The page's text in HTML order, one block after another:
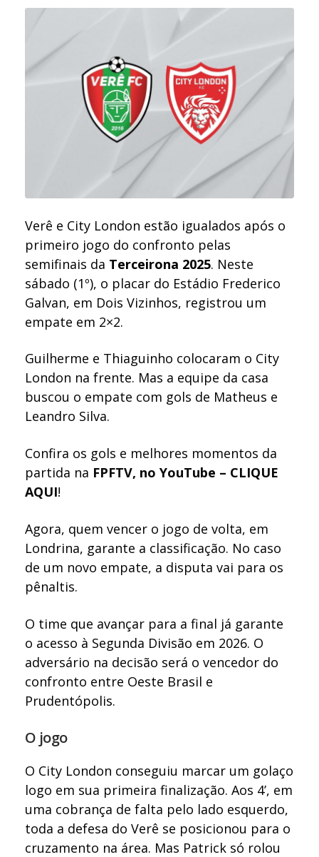
Verê e City London estão igualados após o
primeiro jogo do confronto pelas
semifinais da Terceirona 2025. Neste
sábado (1º), o placar do Estádio Frederico
Galvan, em Dois Vizinhos, registrou um
empate em 2×2.
Guilherme e Thiaguinho colocaram o City
London na frente. Mas a equipe da casa
buscou o empate com gols de Matheus e
Leandro Silva.
Confira os gols e melhores momentos da
partida na FPFTV, no YouTube – CLIQUE
AQUI!
Agora, quem vencer o jogo de volta, em
Londrina, garante a classificação. No caso
de um novo empate, a disputa vai para os
pênaltis.
O time que avançar para a final já garante
o acesso à Segunda Divisão em 2026. O
adversário na decisão será o vencedor do
confronto entre Oeste Brasil e
Prudentópolis.
O jogo
O City London conseguiu marcar um golaço
logo em sua primeira finalização. Aos 4’, em
uma cobrança de falta pelo lado esquerdo,
toda a defesa do Verê se posicionou para o
cruzamento na área. Mas Patrick só rolou